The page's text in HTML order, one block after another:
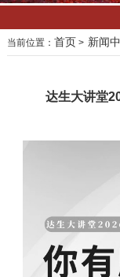
当前位置： 首页 > 新闻
达生大讲堂